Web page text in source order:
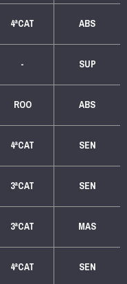
4ªCAT ABS
- SUP
ROO ABS
4ªCAT SEN
3ªCAT SEN
3ªCAT MAS
4ªCAT SEN